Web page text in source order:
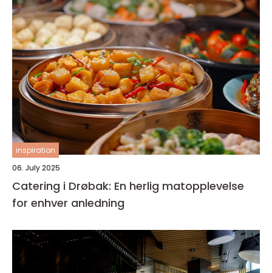
inspiration
06. July 2025
Catering i Drøbak: En herlig matopplevelse
for enhver anledning